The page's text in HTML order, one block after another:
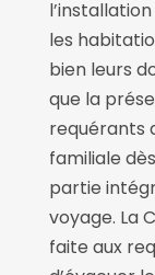
les
bien leurs
que la
requérants
familiale
partie
voyage. La
faite aux